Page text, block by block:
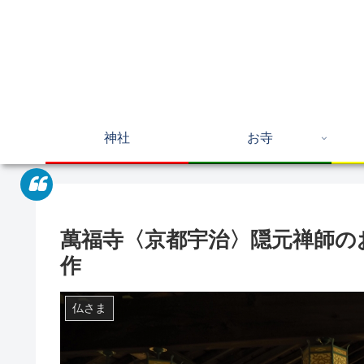
神社 お寺
萬福寺〈京都宇治〉隠元禅師
作
仏さま